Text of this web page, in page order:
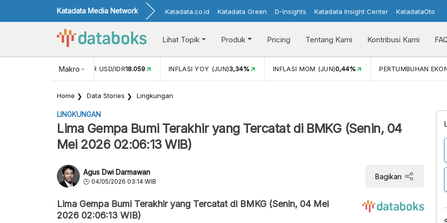
Katadata Media Network Katadata.co.id Katadata Green D-Insights Katadata Insight Center KatadataOto
Lihat Topik Produk Pricing Tentang Kami Kontribusi Kami
Makro
NILAI TUKAR USD/IDR18.059 INFLASI YOY (JUN)3,34% INFLASI MOM (JUN)0,44% PERTUMBUHAN
Home Data Stories Lingkungan
LINGKUNGAN
Lima Gempa Bumi Terakhir yang Tercatat di BMKG (Senin, 04
Mei 2026 02:06:13 WIB)
Agus Dwi Darmawan
04/05/2026 03:14 WIB
Bagikan
Lima Gempa Bumi Terakhir yang Tercatat di BMKG (Senin, 04 Mei
2026 02:06:13 WIB)